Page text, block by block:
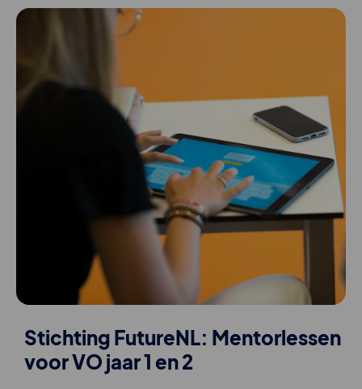
Stichting FutureNL: Mentorlessen
voor VO jaar 1 en 2